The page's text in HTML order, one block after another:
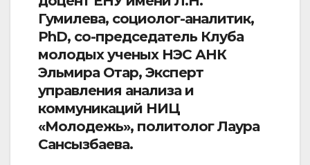
Гумилева, социолог-аналитик,
PhD, со-председатель Клуба
молодых ученых НЭС АНК
Эльмира Отар, Эксперт
управления анализа и
коммуникаций НИЦ
«Молодежь», политолог Лаура
Сансызбаева.